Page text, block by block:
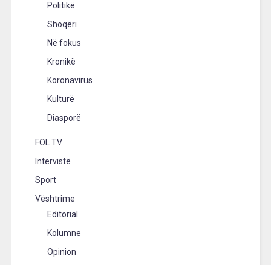
Politikë
Shoqëri
Në fokus
Kronikë
Koronavirus
Kulturë
Diasporë
FOL TV
Intervistë
Sport
Vështrime
Editorial
Kolumne
Opinion